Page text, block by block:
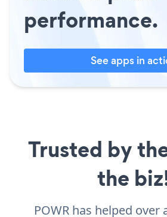
performance.
See apps in
Trusted by
the
POWR has helped over